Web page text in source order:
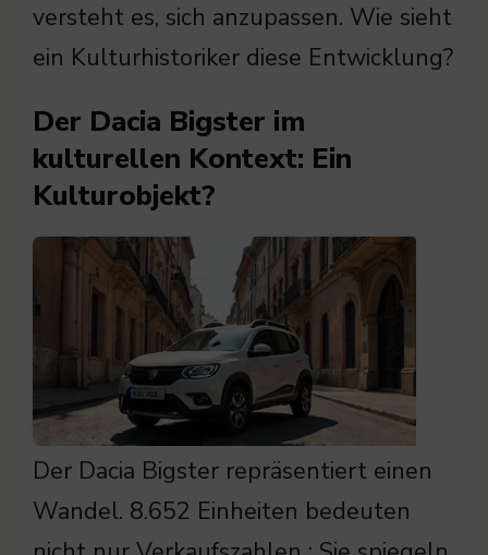
versteht es, sich anzupassen. Wie sieht
ein Kulturhistoriker diese Entwicklung?
Der Dacia Bigster im
kulturellen Kontext: Ein
Kulturobjekt?
Der Dacia Bigster repräsentiert einen
Wandel. 8.652 Einheiten bedeuten